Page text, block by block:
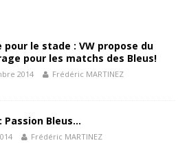
pour le stade : VW propose du
pour les matchs des Bleus!
2014 Frédéric MARTINEZ
Passion Bleus…
Frédéric MARTINEZ